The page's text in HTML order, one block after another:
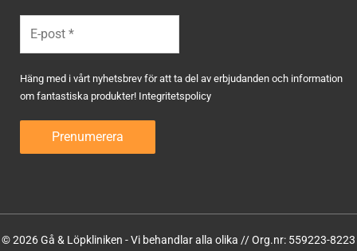
Häng med i vårt nyhetsbrev för att ta del av erbjudanden och information
om fantastiska produkter! Integritetspolicy
© 2026 Gå & Löpkliniken - Vi behandlar alla olika // Org.nr: 559223-8223